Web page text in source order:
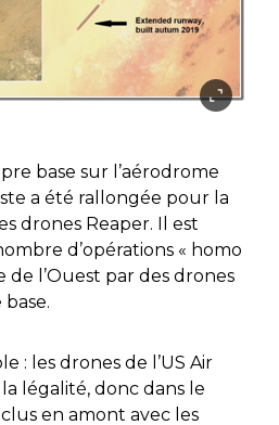
base sur l’aérodrome
a été rallongée pour la
drones Reaper. Il est
d’opérations « homo
de l’Ouest par des drones
: les drones de l’US Air
légalité, donc dans le
en amont avec les